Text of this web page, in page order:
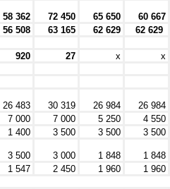
58 362 72 450 65 650
60 667
56 508 63 165 62 629 62 629
920 27 x x
26 483 30 319 26 984
26 984
7 000 7 000 5 250
4 550
1 400 3 500 3 500
3 500
3 500 3 000 1 848
1 848
1 547 2 450 1 960 1 960